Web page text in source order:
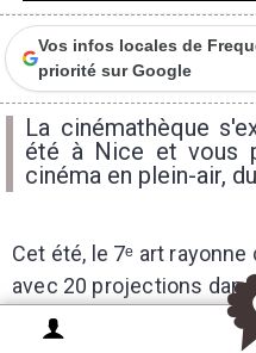
Vos infos locales de
priorité sur Google
La cinémathèque
été à Nice et vous
cinéma en plein-air,
Cet été, le 7ᵉ art
avec 20 projections
proposant une